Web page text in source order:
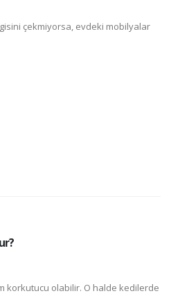
çekmiyorsa, evdeki mobilyalar
korkutucu olabilir. O halde kedilerde